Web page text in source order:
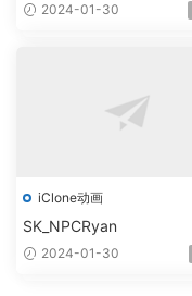
2024-01-30
iClone动画
SK_NPCRyan
2024-01-30